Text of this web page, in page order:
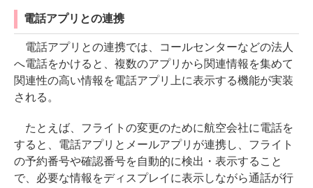
電話アプリとの連携
電話アプリとの連携では、コールセンターなどの法人
へ電話をかけると、複数のアプリから関連情報を集めて
関連性の高い情報を電話アプリ上に表示する機能が実装
される。
たとえば、フライトの変更のために航空会社に電話を
すると、電話アプリとメールアプリが連携し、フライト
の予約番号や確認番号を自動的に検出・表示すること
で、必要な情報をディスプレイに表示しながら通話が行